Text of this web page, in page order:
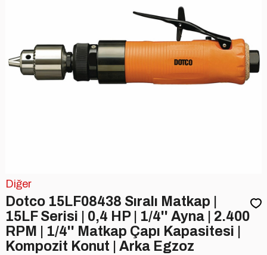
Diğer
Dotco 15LF08438 Sıralı Matkap |
15LF Serisi | 0,4 HP | 1/4'' Ayna | 2.400
RPM | 1/4'' Matkap Çapı Kapasitesi |
Kompozit Konut | Arka Egzoz